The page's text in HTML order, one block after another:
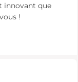
innovant que
!